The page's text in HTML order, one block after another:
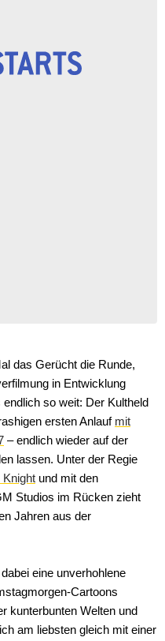
das Gerücht die Runde,
in Entwicklung
so weit: Der Kultheld
ersten Anlauf mit
– endlich wieder auf der
lassen. Unter der Regie
Knight und mit den
Studios im Rücken zieht
Jahren aus der
dabei eine unverhohlene
Cartoons
kunterbunten Welten und
am liebsten gleich mit einer